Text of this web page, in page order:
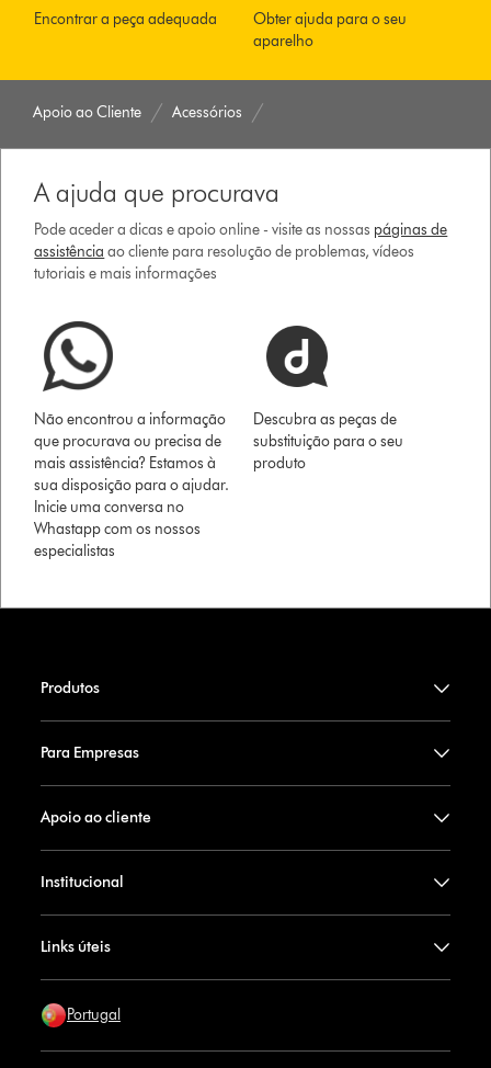
Encontrar a peça adequada
Obter ajuda para o seu
aparelho
Apoio ao Cliente Acessórios
A ajuda que procurava
Pode aceder a dicas e apoio online - visite as nossas páginas de
assistência ao cliente para resolução de problemas, vídeos
tutoriais e mais informações
Não encontrou a informação
que procurava ou precisa de
mais assistência? Estamos à
sua disposição para o ajudar.
Inicie uma conversa no
Whastapp com os nossos
especialistas
Descubra as peças de
substituição para o seu
produto
Produtos
Para Empresas
Apoio ao cliente
Institucional
Links úteis
Portugal